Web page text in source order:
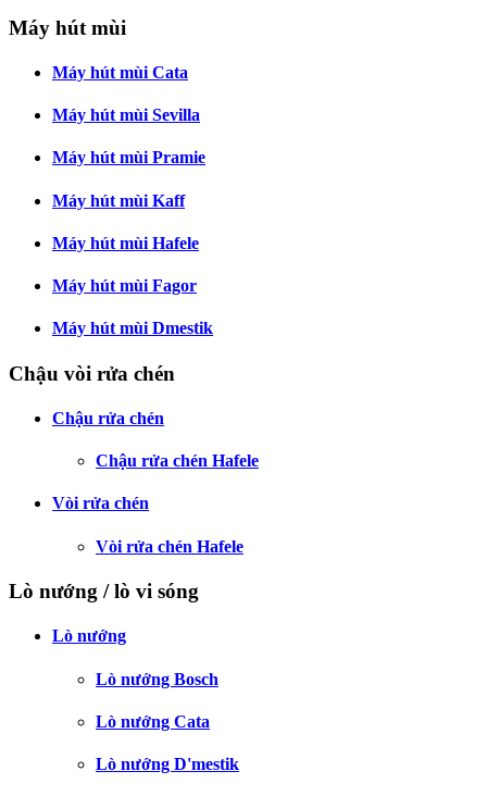
Máy hút mùi
Máy hút mùi Cata
Máy hút mùi Sevilla
Máy hút mùi Pramie
Máy hút mùi Kaff
Máy hút mùi Hafele
Máy hút mùi Fagor
Máy hút mùi Dmestik
Chậu vòi rửa chén
Chậu rửa chén
Chậu rửa chén Hafele
Vòi rửa chén
Vòi rửa chén Hafele
Lò nướng / lò vi sóng
Lò nướng
Lò nướng Bosch
Lò nướng Cata
Lò nướng D'mestik